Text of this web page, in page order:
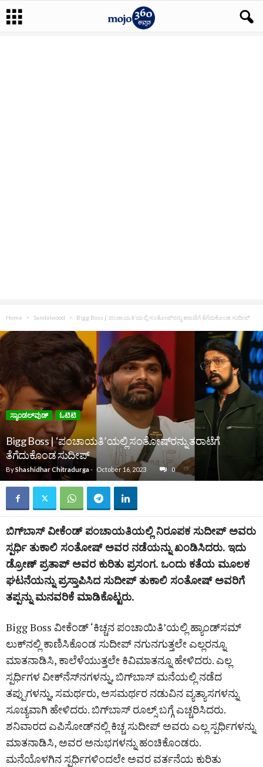
Home Sandalwood Bigg Boss | ‘ಪಂಚಾಯತಿ’ಯಲ್ಲಿ ಸಂತೋಷ್‌ರನ್ನು ತರಾಟೆಗೆ ತೆಗೆದುಕೊಂಡ ಸುದೀಪ್‌
ಸ್ಯಾಂಡಲ್‌ವುಡ್‌ ಓಟಿಟಿ
Bigg Boss | ‘ಪಂಚಾಯತಿ’ಯಲ್ಲಿ ಸಂತೋಷ್‌ರನ್ನು ತರಾಟೆಗೆ
ತೆಗೆದುಕೊಂಡ ಸುದೀಪ್‌
ByShashidhar Chitradurga- October 16, 2023 0
ಬಿಗ್‌ಬಾಸ್‌ ವೀಕೆಂಡ್‌ ಪಂಚಾಯತಿಯಲ್ಲಿ ನಿರೂಪಕ ಸುದೀಪ್‌ ಅವರು
ಸ್ಪರ್ಧಿ ತುಕಾಲಿ ಸಂತೋಷ್‌ ಅವರ ನಡೆಯನ್ನು ಖಂಡಿಸಿದರು. ಇದು
ಡ್ರೋಣ್‌ ಪ್ರತಾಪ್‌ ಅವರ ಕುರಿತು ಪ್ರಸಂಗ. ಒಂದು ಕತೆಯ ಮೂಲಕ
ಘಟನೆಯನ್ನು ಪ್ರಸ್ತಾಪಿಸಿದ ಸುದೀಪ್‌ ತುಕಾಲಿ ಸಂತೋಷ್‌ ಅವರಿಗೆ
ತಪ್ಪನ್ನು ಮನವರಿಕೆ ಮಾಡಿಕೊಟ್ಟರು.
Bigg Boss ವೀಕೆಂಡ್‌ ‘ಕಿಚ್ಚನ ಪಂಚಾಯಿತಿ’ಯಲ್ಲಿ ಹ್ಯಾಂಡ್‌ಸಮ್‌
ಲುಕ್‌ನಲ್ಲಿ ಕಾಣಿಸಿಕೊಂಡ ಸುದೀಪ್‌ ನಗುನಗುತ್ತಲೇ ಎಲ್ಲರನ್ನೂ
ಮಾತನಾಡಿಸಿ, ಕಾಲೆಳೆಯುತ್ತಲೇ ಕಿವಿಮಾತನ್ನೂ ಹೇಳಿದರು. ಎಲ್ಲ
ಸ್ಪರ್ಧಿಗಳ ವೀಕ್‌ನೆಸ್‌ನಗಳನ್ನು, ಬಿಗ್‌ಬಾಸ್ ಮನೆಯಲ್ಲಿ ನಡೆದ
ತಪ್ಪುಗಳನ್ನು, ಸಮರ್ಥರು, ಅಸಮರ್ಥರ ನಡುವಿನ ವ್ಯತ್ಯಾಸಗಳನ್ನು
ಸೂಚ್ಯವಾಗಿ ಹೇಳಿದರು. ಬಿಗ್‌ಬಾಸ್‌ ರೂಲ್ಸ್‌ ಬಗ್ಗೆ ಎಚ್ಚರಿಸಿದರು.
ಶನಿವಾರದ ಎಪಿಸೋಡ್‌ನಲ್ಲಿ ಕಿಚ್ಚ ಸುದೀಪ್‌ ಅವರು ಎಲ್ಲ ಸ್ಪರ್ಧಿಗಳನ್ನು
ಮಾತನಾಡಿಸಿ, ಅವರ ಅನುಭಗಳನ್ನು ಹಂಚಿಕೊಂಡರು.
ಮನೆಯೊಳಗಿನ ಸ್ಪರ್ಧಿಗಳಿಂದಲೇ ಅವರ ವರ್ತನೆಯ ಕುರಿತು